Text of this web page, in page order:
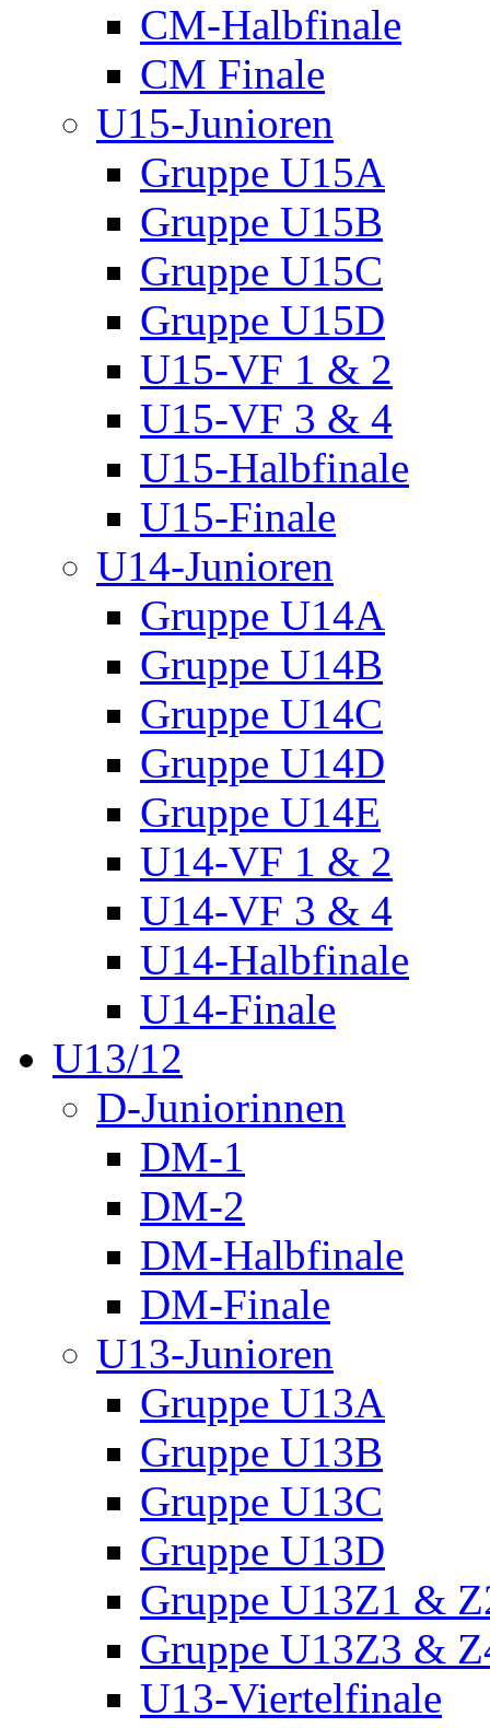
CM-Halbfinale
CM Finale
U15-Junioren
Gruppe U15A
Gruppe U15B
Gruppe U15C
Gruppe U15D
U15-VF 1 & 2
U15-VF 3 & 4
U15-Halbfinale
U15-Finale
U14-Junioren
Gruppe U14A
Gruppe U14B
Gruppe U14C
Gruppe U14D
Gruppe U14E
U14-VF 1 & 2
U14-VF 3 & 4
U14-Halbfinale
U14-Finale
U13/12
D-Juniorinnen
DM-1
DM-2
DM-Halbfinale
DM-Finale
U13-Junioren
Gruppe U13A
Gruppe U13B
Gruppe U13C
Gruppe U13D
Gruppe U13Z1 &
Gruppe U13Z3 &
U13-Viertelfinale